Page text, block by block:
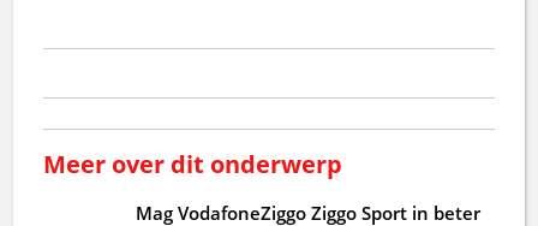
Meer over dit onderwerp
Mag VodafoneZiggo Ziggo Sport in beter